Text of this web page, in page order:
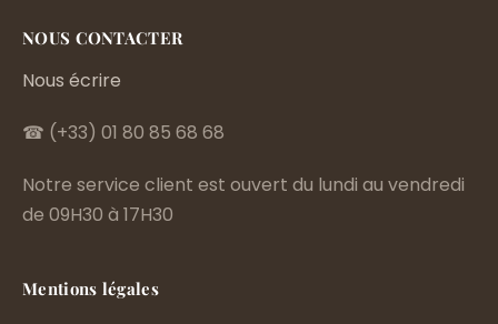
NOUS CONTACTER
Nous écrire
☎ (+33) 01 80 85 68 68
Notre service client est ouvert du lundi au vendredi
de 09H30 à 17H30
Mentions légales